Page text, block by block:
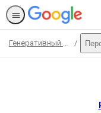
Генеративный искусственный интеллект для преподавателей